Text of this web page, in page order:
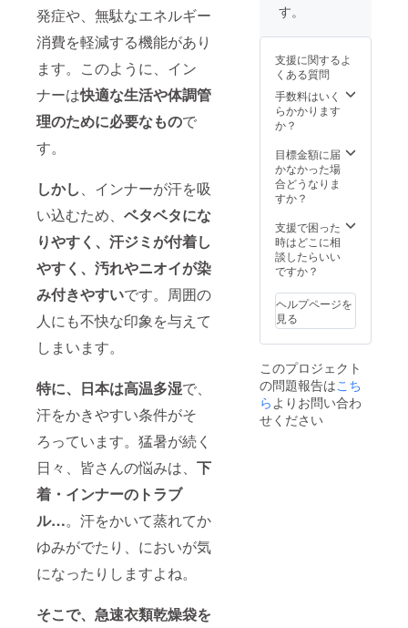
発症や、無駄なエネルギー
消費を軽減する機能があり
ます。このように、イン
ナーは快適な生活や体調管
理のために必要なもので
す。
しかし、インナーが汗を吸
い込むため、 ベタベタにな
りやすく、汗ジミが付着し
やすく、汚れやニオイが染
み付きやすいです。周囲の
人にも不快な印象を与えて
しまいます。
特に、日本は高温多湿で、
汗をかきやすい条件がそ
ろっています。猛暑が続く
日々、皆さんの悩みは、 下
着・インナーのトラブ
ル…。汗をかいて蒸れてか
ゆみがでたり、においが気
になったりしますよね。
そこで、急速衣類乾燥袋を
す。
支援に関するよ
くある質問
手数料はいく
らかかります
か？
目標金額に届
かなかった場
合どうなりま
すか？
支援で困った
時はどこに相
談したらいい
ですか？
ヘルプページを
見る
このプロジェクト
の問題報告はこち
ら よりお問い合わ
せください